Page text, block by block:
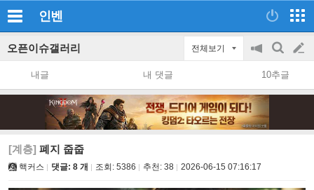
인벤
오픈이슈갤러리 전체보기
공
지
on/off
검
색
글
쓰
내글 내 댓글 10추글
[계층] 폐지 줍줍
핵커스 댓글: 8 개 조회: 5386 추천: 38 2026-06-15 07:16:17